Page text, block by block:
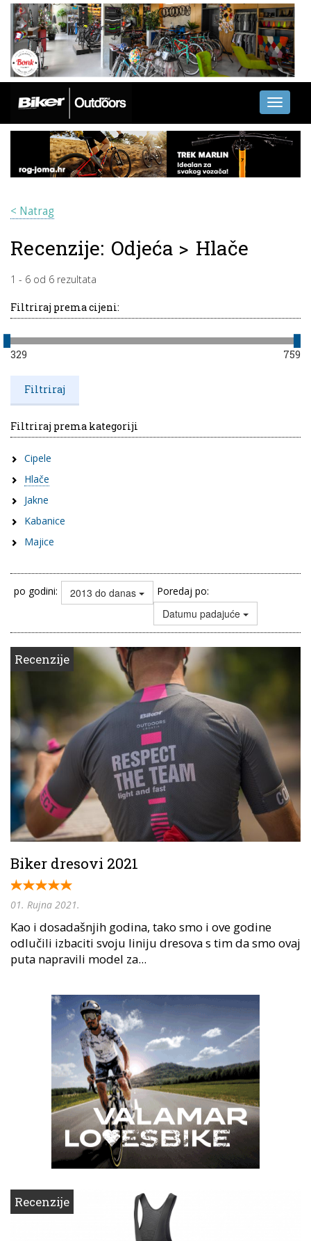
Toggle
< Natrag
Recenzije: Odjeća > Hlače
1 - 6 od 6 rezultata
Filtriraj prema cijeni:
329 759
Filtriraj prema kategoriji
Cipele
Hlače
Jakne
Kabanice
Majice
po godini: 2013 do danas Poredaj po:
Datumu padajuće
Recenzije
Biker dresovi 2021
01. Rujna 2021.
Kao i dosadašnjih godina, tako smo i ove godine
odlučili izbaciti svoju liniju dresova s tim da smo ovaj
puta napravili model za...
Recenzije